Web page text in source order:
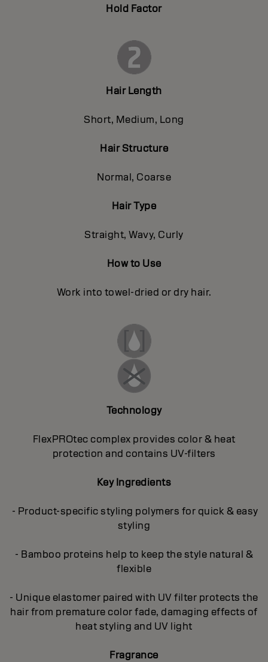
Hold Factor
Hair Length
Short, Medium, Long
Hair Structure
Normal, Coarse
Hair Type
Straight, Wavy, Curly
How to Use
Work into towel-dried or dry hair.
Technology
FlexPROtec complex provides color & heat
protection and contains UV-filters
Key Ingredients
- Product-specific styling polymers for quick & easy
styling
- Bamboo proteins help to keep the style natural &
flexible
- Unique elastomer paired with UV filter protects the
hair from premature color fade, damaging effects of
heat styling and UV light
Fragrance